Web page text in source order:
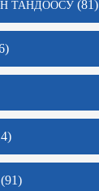
ТАНДООСУ (81)
(91)